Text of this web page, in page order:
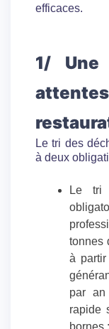
efficaces.
1/ Une
Le tri des
à deux
Le tri
tonnes
à
par an
rapide